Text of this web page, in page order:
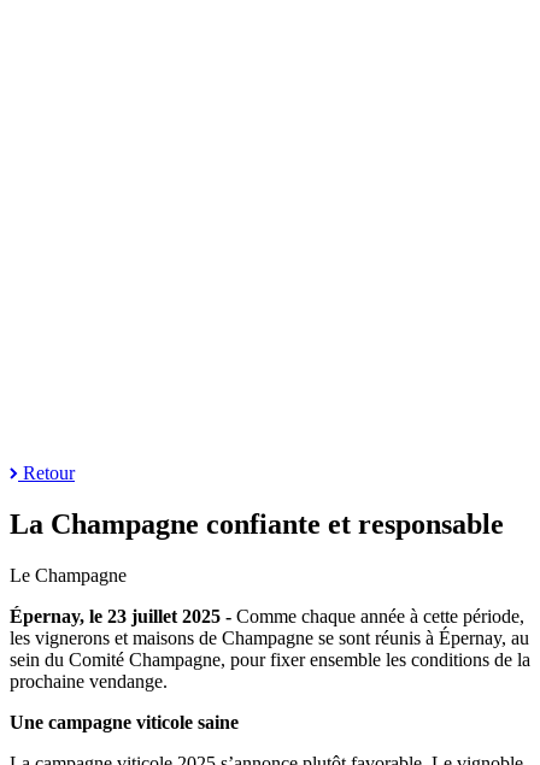
Retour
La Champagne confiante et responsable
Le Champagne
Épernay, le 23 juillet 2025 - Comme chaque année à cette période,
les vignerons et maisons de Champagne se sont réunis à Épernay, au
sein du Comité Champagne, pour fixer ensemble les conditions de la
prochaine vendange.
Une campagne viticole saine